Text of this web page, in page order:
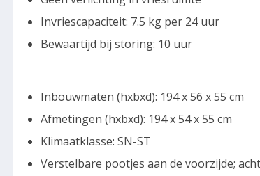
Invriescapaciteit: 7.5 kg per 24 uur
Bewaartijd bij storing: 10 uur
Inbouwmaten (hxbxd): 194 x 56 x 55 cm
Afmetingen (hxbxd): 194 x 54 x 55 cm
Klimaatklasse: SN-ST
Verstelbare pootjes aan de voorzijde;